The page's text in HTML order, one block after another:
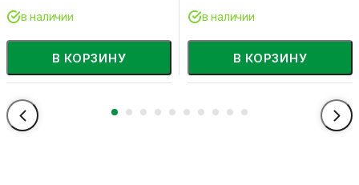
В КОРЗИНУ
в наличии
В КОРЗИНУ
в наличии